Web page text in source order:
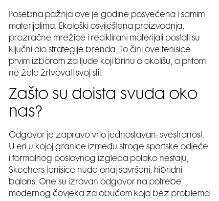
Posebna pažnja ove je godine posvećena i samim
materijalima. Ekološki osviještena proizvodnja,
prozračne mrežice i reciklirani materijali postali su
ključni dio strategije brenda. To čini ove tenisice
prvim izborom za ljude koji brinu o okolišu, a pritom
ne žele žrtvovati svoj stil.
Zašto su doista svuda oko
nas?
Odgovor je zapravo vrlo jednostavan: svestranost.
U eri u kojoj granice između stroge sportske odjeće
i formalnog poslovnog izgleda polako nestaju,
Skechers tenisice nude onaj savršeni, hibridni
balans. One su izravan odgovor na potrebe
modernog čovjeka za obućom koja bez problema